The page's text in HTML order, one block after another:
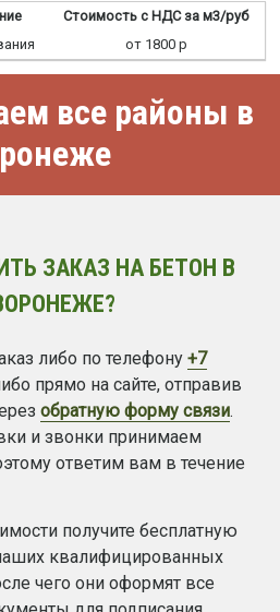
Стоимость с НДС за м3/руб
от 1800 р
все районы в
ЗАКАЗ НА БЕТОН В
либо по телефону +7
прямо на сайте, отправив
обратную форму связи.
и звонки принимаем
ответим вам в течение
получите бесплатную
квалифицированных
чего они оформят все